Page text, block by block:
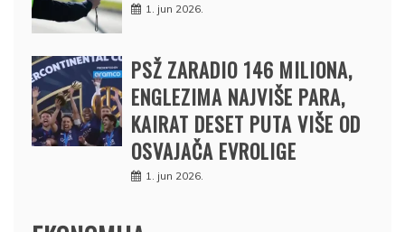
1. jun 2026.
PSŽ ZARADIO 146 MILIONA,
ENGLEZIMA NAJVIŠE PARA,
KAIRAT DESET PUTA VIŠE OD
OSVAJAČA EVROLIGE
1. jun 2026.